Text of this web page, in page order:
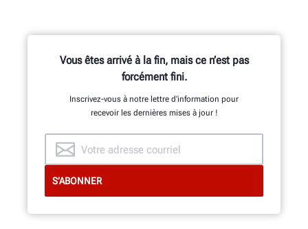
Vous êtes arrivé à la fin, mais ce n’est pas
forcément fini.
Inscrivez-vous à notre lettre d’information pour
recevoir les dernières mises à jour !